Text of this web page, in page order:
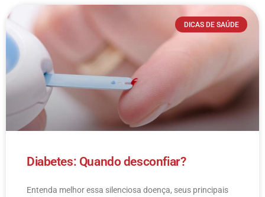
DICAS DE SAÚDE
Diabetes: Quando desconfiar?
Entenda melhor essa silenciosa doença, seus principais